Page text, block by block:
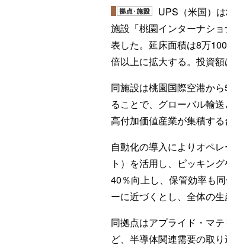
UPS（米国）
施設「桃園インターナシ
表した。延床面積は8万
倍以上に拡大する。投資額
同施設は桃園国際空港か
ることで、グローバル輸
高付加価値産業が集積す
自動化の導入によりオペ
ト）を活用し、ピッキン
40％向上し、保管効率も
ーに近づくとし、全体の生
同拠点はアプライド・マ
ど、半導体関連需要の取